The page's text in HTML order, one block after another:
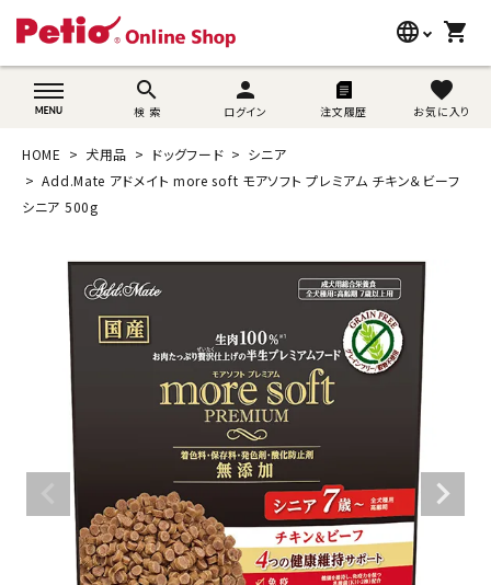
language
wovn-lang-name
shopping_cart
search
検 索
person
ログイン 注文履歴
favorite
お気に入り
search
猫用品
ブランド別に探す
目的別に探す
ACCOUNT MENU
ようこそ ゲスト 様
HOME 犬用品 ドッグフード
シニア
Add.Mate アドメイト more soft モアソフト プレミアム チキン＆ビーフ
シニア 500g